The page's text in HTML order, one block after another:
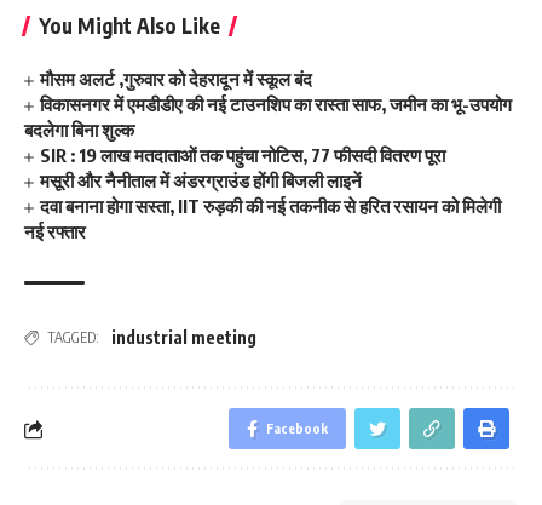
You Might Also Like
मौसम अलर्ट ,गुरुवार को देहरादून में स्कूल बंद
विकासनगर में एमडीडीए की नई टाउनशिप का रास्ता साफ, जमीन का भू-उपयोग
बदलेगा बिना शुल्क
SIR : 19 लाख मतदाताओं तक पहुंचा नोटिस, 77 फीसदी वितरण पूरा
मसूरी और नैनीताल में अंडरग्राउंड होंगी बिजली लाइनें
दवा बनाना होगा सस्ता, IIT रुड़की की नई तकनीक से हरित रसायन को मिलेगी
नई रफ्तार
TAGGED: industrial meeting
Facebook